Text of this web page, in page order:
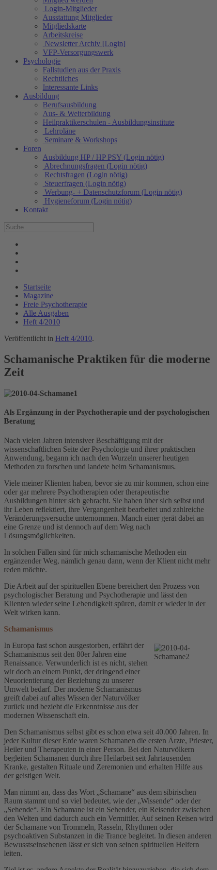
Login-Mitglieder
Ausstattung Mitglieder
Mitgliedskarte
Arbeitskreise
Newsletter Archiv [Login]
VFP-Versorgungswerk
Psychologie
Fallstudien aus der Praxis
Rechtliches
Interessante Links
Ausbildung
Berufsausbildung
Aus- & Weiterbildung
Heilpraktikerschulen - Ausbildungsinstitute
Lehrpläne
Seminare & Workshops
Foren
Ausbildung HP / HP PSY (Login nötig)
Abrechnungsfragen (Login nötig)
Rechtsfragen (Login nötig)
Steuerfragen (Login nötig)
Werbung- + Datenschutzforum (Login nötig)
Hygieneforum (Login nötig)
Kontakt
Startseite
Magazine
Freie Psychotherapie
Alle Ausgaben
Heft 4/2010
Veröffentlicht in Heft 4/2010.
Schamanische Praktiken für die moderne
Zeit
Als Ergänzung in der Psychotherapie und der psychologischen
Beratung
Nach vielen Jahren intensiver Beschäftigung mit der
wissenschaftlichen Seite der Psychologie und ihrer praktischen
Anwendung, begann ich nach den Wurzeln unserer heutigen
Methoden zu forschen und landete beim Schamanismus.
Viele meiner Klienten haben, bevor sie zu mir kommen, schon eine
oder gar mehrere Psychotherapien oder therapeutische
Ausbildungen hinter sich gebracht. Sie haben über sich selbst und
ihr Leben reflektiert, ihre Vergangenheit bearbeitet und zahlreiche
Veränderungsversuche unternommen. Manch einer gerät dabei an
eine Grenze und ist dennoch auf dem Weg nach
Lösungsmöglichkeiten.
In solchen Fällen sind für mich schamanische Methoden ein
ergänzender Weg, nämlich genau dann, wenn der Klient nicht mehr
reden möchte.
Die Arbeit auf der spirituellen Ebene bereichert den Prozess von
psychologischer Beratung und Psychotherapie und lässt den
Klienten wieder seine Lebendigkeit spüren, damit er wieder in der
Welt wirken kann.
Schamanismus
In Europa fast schon ausgestorben, erfährt der
Schamanismus seit den 80er Jahren eine
Renaissance. Verwunderlich ist es nicht, stehen
wir doch an einem Punkt, der dringend einer
Neuorientierung der Beziehung zu unserer
Umwelt bedarf. Der moderne Schamanismus
greift dabei auf altes Wissen der Naturvölker
zurück und bezieht die Erkenntnisse aus der
modernen Wissenschaft ein.
Den Schamanismus selbst gibt es schon etwa seit 40.000 Jahren. In
jeder Kultur dieser Erde waren Schamanen die ersten Ärzte, Priester,
Heiler und Therapeuten in einer Person. Bei den Naturvölkern
begleiten Schamanen durch ihre Heilarbeit seit Jahrtausenden
Kranke, gestalten Rituale und Zeremonien und erhalten Hilfe aus
der geistigen Welt.
Man nimmt an, dass das Wort „Schamane“ aus dem sibirischen
Raum stammt und so viel bedeutet, wie der „Wissende“ oder der
„Sehende“. Ein Schamane ist ein Sehender, ein Reisender zwischen
den Welten und dadurch auch ein Vermittler. Auf seinen Reisen wird
der Schamane von Trommeln, Rasseln, Rhythmen oder
psychoaktiven Substanzen in die Trance begleitet. In diesen anderen
Bewusstseinsebenen lässt er sich von seinen spirituellen Helfern
leiten.